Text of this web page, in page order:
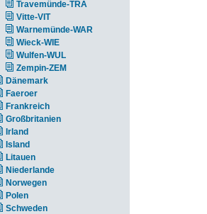
Travemünde-TRA
Vitte-VIT
Warnemünde-WAR
Wieck-WIE
Wulfen-WUL
Zempin-ZEM
Dänemark
Faeroer
Frankreich
Großbritanien
Irland
Island
Litauen
Niederlande
Norwegen
Polen
Schweden